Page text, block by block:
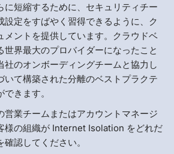
に短縮するために、セキュリティチー
設定をすばやく習得できるように、ク
メントを提供しています。クラウドベ
世界最大のプロバイダーになったこと
社のオンボーディングチームと協力し
いて構築された分離のベストプラクテ
きます。
営業チームまたはアカウントマネージ
様の組織が Internet Isolation をどれだ
認してください。